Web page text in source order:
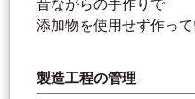
昔ながらの手作りで
添加物を使用せず作って
製造工程の管理